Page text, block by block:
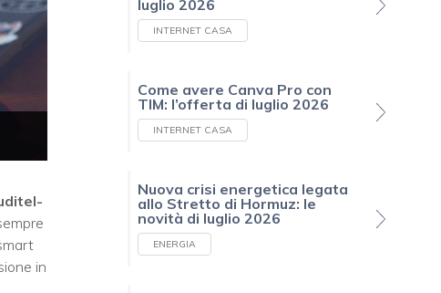
in
luglio 2026
INTERNET CASA
Come avere Canva Pro con
TIM: l’offerta di luglio 2026
INTERNET CASA
Nuova crisi energetica legata
allo Stretto di Hormuz: le
novità di luglio 2026
ENERGIA